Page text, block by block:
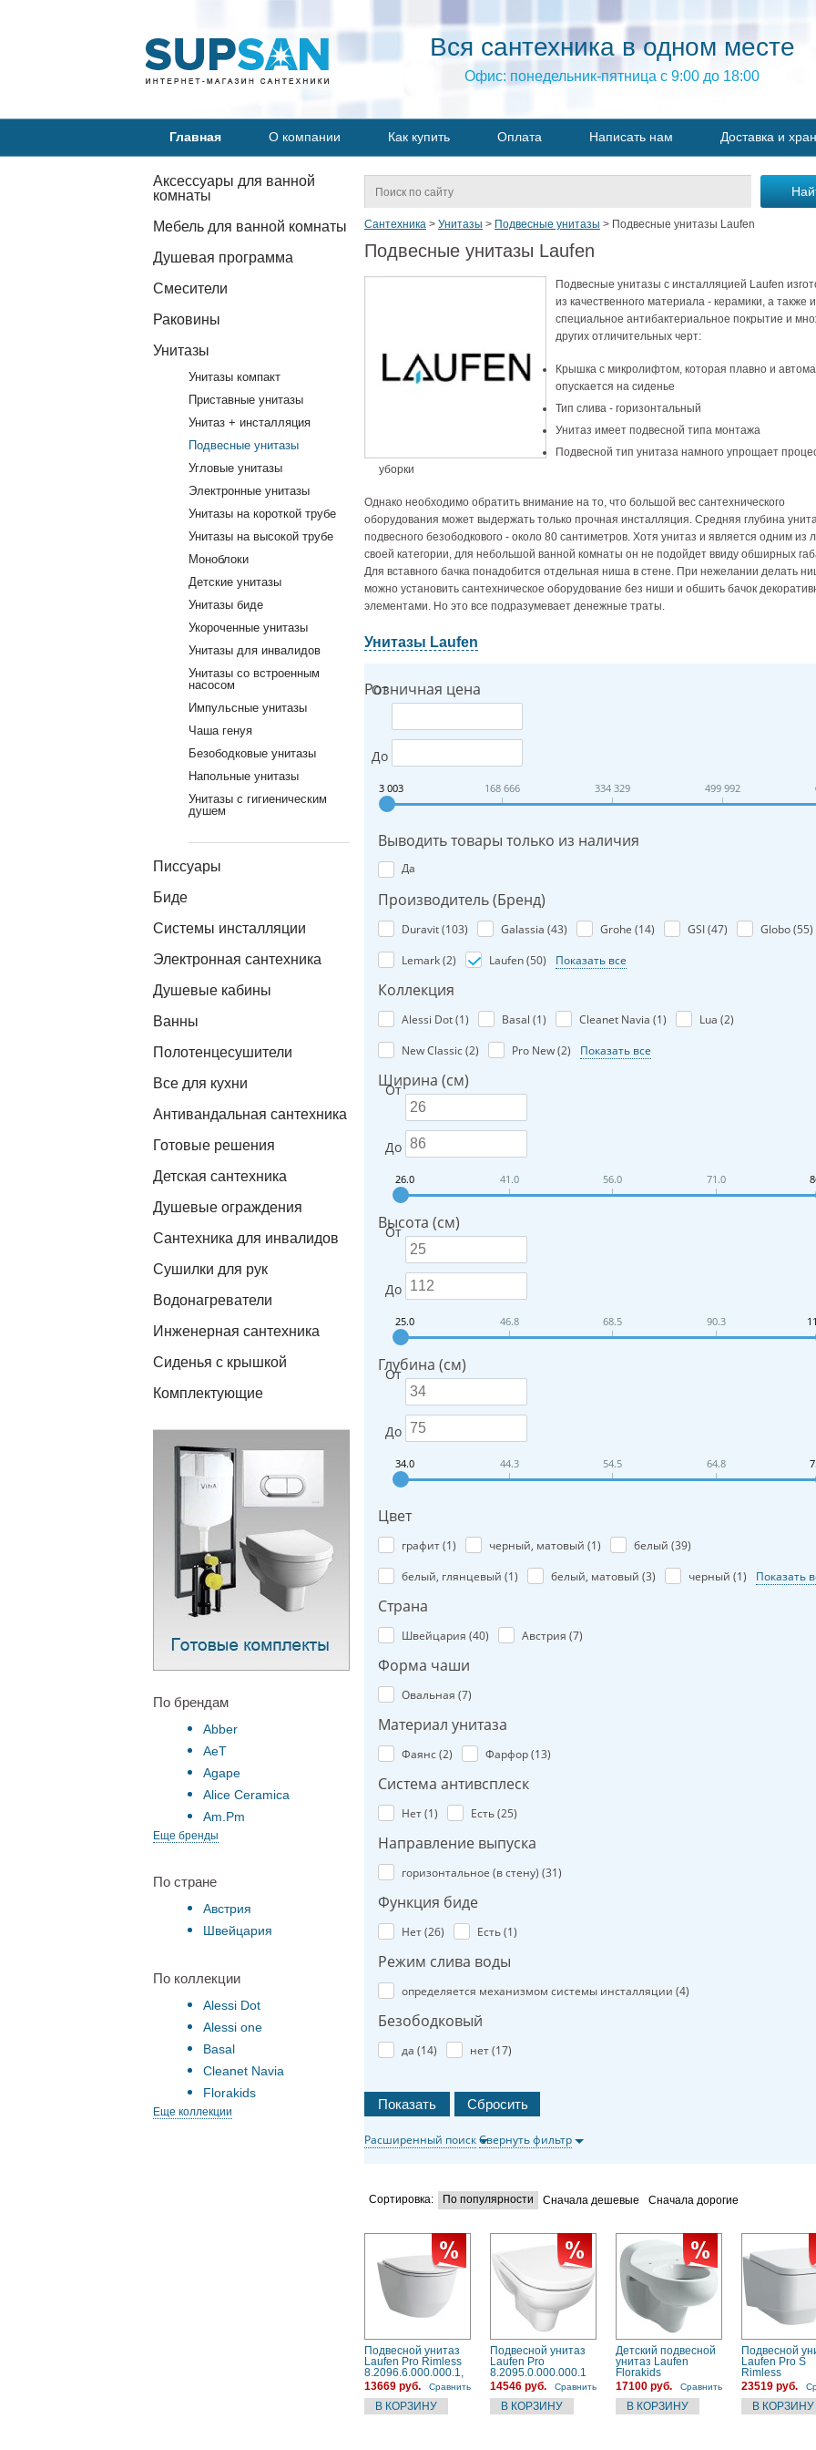
Вся сантехника в одном месте
Офис: понедельник-пятница с 9:00 до 18:00
Главная О компании Как купить Оплата Написать нам Доставка и
Аксессуары для ванной
комнаты
Мебель для ванной комнаты
Душевая программа
Смесители
Раковины
Унитазы
Унитазы компакт
Приставные унитазы
Унитаз + инсталляция
Подвесные унитазы
Угловые унитазы
Электронные унитазы
Унитазы на короткой трубе
Унитазы на высокой трубе
Моноблоки
Детские унитазы
Унитазы биде
Укороченные унитазы
Унитазы для инвалидов
Унитазы со встроенным
насосом
Импульсные унитазы
Чаша генуя
Безободковые унитазы
Напольные унитазы
Унитазы с гигиеническим
душем
Писсуары
Биде
Системы инсталляции
Электронная сантехника
Душевые кабины
Ванны
Полотенцесушители
Все для кухни
Антивандальная сантехника
Готовые решения
Детская сантехника
Душевые ограждения
Сантехника для инвалидов
Сушилки для рук
Водонагреватели
Инженерная сантехника
Сиденья с крышкой
Комплектующие
По брендам
Abber
AeT
Agape
Alice Ceramica
Am.Pm
Еще бренды
По стране
Австрия
Швейцария
По коллекции
Alessi Dot
Alessi one
Basal
Cleanet Navia
Florakids
Еще коллекции
Сантехника > Унитазы > Подвесные унитазы > Подвесные унитазы Laufen
Подвесные унитазы Laufen
Подвесные унитазы с инсталляцией Laufen
из качественного материала - керамики, а также
специальное антибактериальное покрытие и
других отличительных черт:
Крышка с микролифтом, которая плавно и
опускается на сиденье
Тип слива - горизонтальный
Унитаз имеет подвесной типа монтажа
Подвесной тип унитаза намного упрощает
уборки
Однако необходимо обратить внимание на то, что большой вес сантехнического
оборудования может выдержать только прочная инсталляция. Средняя глубина
подвесного безободкового - около 80 сантиметров. Хотя унитаз и является одним из
своей категории, для небольшой ванной комнаты он не подойдет ввиду обширных
Для вставного бачка понадобится отдельная ниша в стене. При нежелании делать
можно установить сантехническое оборудование без ниши и обшить бачок
элементами. Но это все подразумевает денежные траты.
Унитазы Laufen
Розничная цена
От
До
3 003 168 666 334 329 499 992
Выводить товары только из наличия
Да
Производитель (Бренд)
Duravit (103) Galassia (43) Grohe (14) GSI (47) Globo (55)
Lemark (2) Laufen (50) Показать все
Коллекция
Alessi Dot (1) Basal (1) Cleanet Navia (1) Lua (2)
New Classic (2) Pro New (2) Показать все
Ширина (см)
От
До
26.0 41.0 56.0 71.0
Высота (см)
От
До
25.0 46.8 68.5 90.3
Глубина (см)
От
До
34.0 44.3 54.5 64.8
Цвет
графит (1) черный, матовый (1) белый (39)
белый, глянцевый (1) белый, матовый (3) черный (1) Показать
Страна
Швейцария (40) Австрия (7)
Форма чаши
Овальная (7)
Материал унитаза
Фаянс (2) Фарфор (13)
Система антивсплеск
Нет (1) Есть (25)
Направление выпуска
горизонтальное (в стену) (31)
Функция биде
Нет (26) Есть (1)
Режим слива воды
определяется механизмом системы инсталляции (4)
Безободковый
да (14) нет (17)
Расширенный поискСвернуть фильтр
Сортировка: По популярности Сначала дешевые Сначала дорогие
Подвесной унитаз
Laufen Pro Rimless
8.2096.6.000.000.1,
безободковый
13669 руб. Сравнить
Подвесной унитаз
Laufen Pro
8.2095.0.000.000.1
14546 руб.
Сравнить
Детский подвесной
унитаз Laufen
Florakids
8.2003.1.000.000.1
17100 руб. Сравнить
Подвесной
Laufen Pro S
Rimless
безободковый
23519 руб.